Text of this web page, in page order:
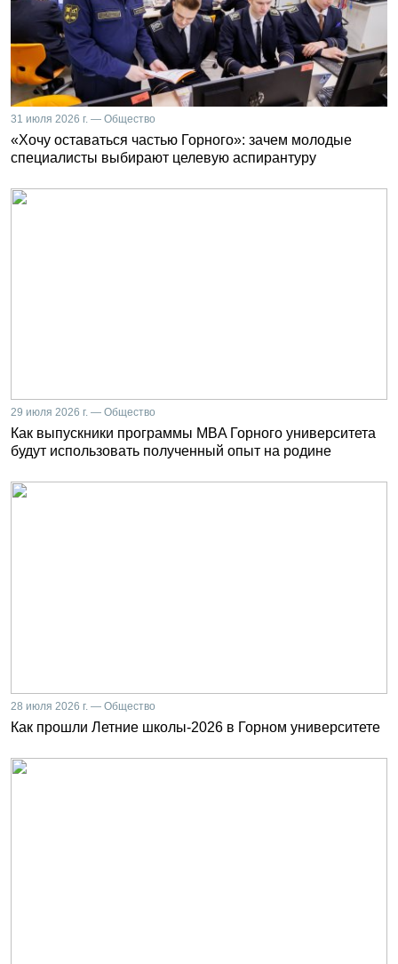
31 июля 2026 г. — Общество
«Хочу оставаться частью Горного»: зачем молодые
специалисты выбирают целевую аспирантуру
29 июля 2026 г. — Общество
Как выпускники программы MBA Горного университета
будут использовать полученный опыт на родине
28 июля 2026 г. — Общество
Как прошли Летние школы-2026 в Горном университете